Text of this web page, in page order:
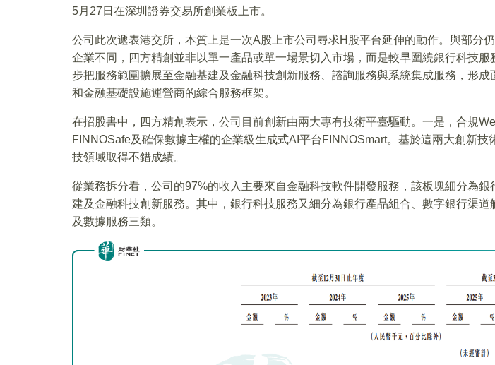
5月27日在深圳證券交易所創業板上市。
公司此次遞表港交所，本質上是一次A股上市公司尋求H股平台延伸的動作。與部分
企業不同，四方精創並非以單一產品或單一場景切入市場，而是較早圍繞銀行科技服
步把服務範圍擴展至金融基建及金融科技創新服務、諮詢服務與系統集成服務，形成
和金融基礎設施運營商的綜合服務框架。
在招股書中，四方精創表示，公司目前創新由兩大專有技術平臺驅動。一是，合規
FINNOSafe及確保數據主權的企業級生成式AI平台FINNOSmart。基於這兩大創新技
技領域取得不錯成績。
從業務拆分看，公司的97%的收入主要來自金融科技軟件開發服務，該板塊細分為銀
建及金融科技創新服務。其中，銀行科技服務又細分為銀行產品組合、數字銀行渠道
及數據服務三類。